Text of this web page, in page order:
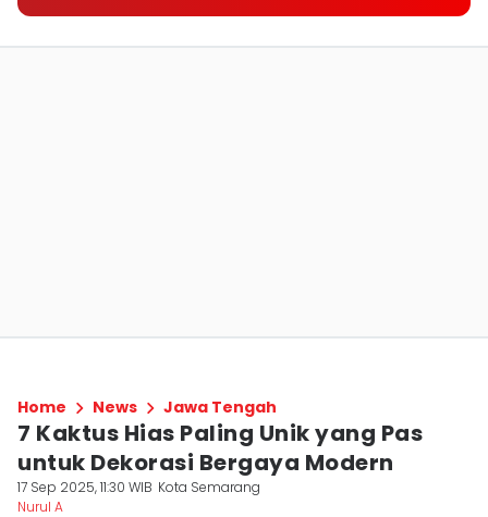
Home News Jawa Tengah
7 Kaktus Hias Paling Unik yang Pas
untuk Dekorasi Bergaya Modern
17 Sep 2025, 11:30 WIB Kota Semarang
Nurul A